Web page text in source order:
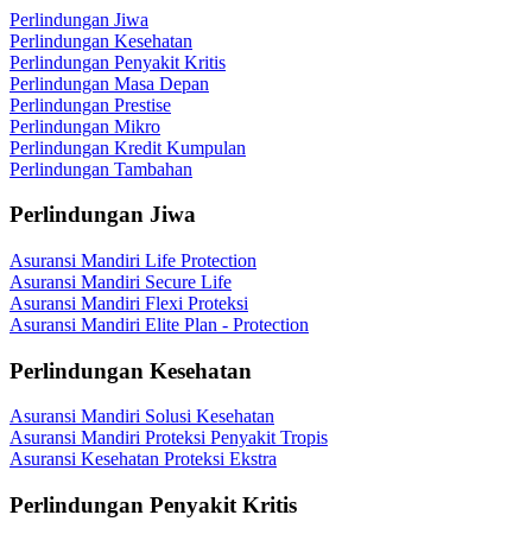
Perlindungan Jiwa
Perlindungan Kesehatan
Perlindungan Penyakit Kritis
Perlindungan Masa Depan
Perlindungan Prestise
Perlindungan Mikro
Perlindungan Kredit Kumpulan
Perlindungan Tambahan
Perlindungan Jiwa
Asuransi Mandiri Life Protection
Asuransi Mandiri Secure Life
Asuransi Mandiri Flexi Proteksi
Asuransi Mandiri Elite Plan - Protection
Perlindungan Kesehatan
Asuransi Mandiri Solusi Kesehatan
Asuransi Mandiri Proteksi Penyakit Tropis
Asuransi Kesehatan Proteksi Ekstra
Perlindungan Penyakit Kritis